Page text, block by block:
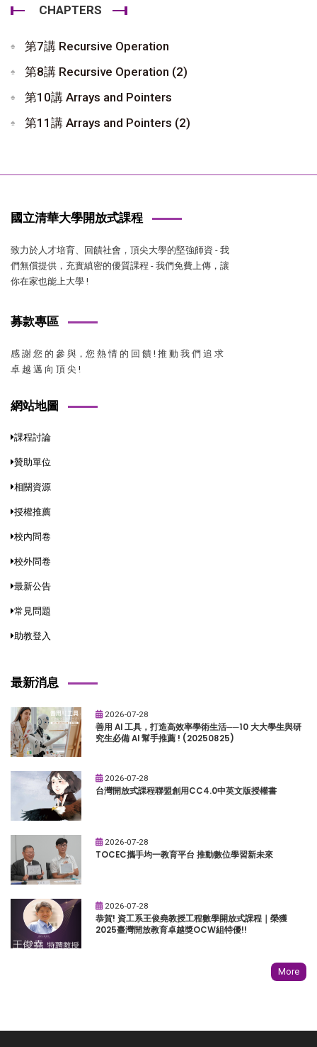
CHAPTERS
第7講 Recursive Operation
第8講 Recursive Operation (2)
第10講 Arrays and Pointers
第11講 Arrays and Pointers (2)
國立清華大學開放式課程
致力於人才培育、回饋社會，頂尖大學的堅強師資 - 我
們無償提供，充實縝密的優質課程 - 我們免費上傳，讓
你在家也能上大學 !
募款專區
感 謝 您 的 參 與，您 熱 情 的 回 饋 ! 推 動 我 們 追 求
卓 越 邁 向 頂 尖 !
網站地圖
課程討論
贊助單位
相關資源
授權推薦
校內問卷
校外問卷
最新公告
常見問題
助教登入
最新消息
2026-07-28
善用 AI 工具，打造高效率學術生活──10 大大學生與研
究生必備 AI 幫手推薦 ! (20250825)
2026-07-28
台灣開放式課程聯盟創用CC4.0中英文版授權書
2026-07-28
TOCEC攜手均一教育平台 推動數位學習新未來
2026-07-28
恭賀! 資工系王俊堯教授工程數學開放式課程｜榮獲
2025臺灣開放教育卓越獎OCW組特優!!
More